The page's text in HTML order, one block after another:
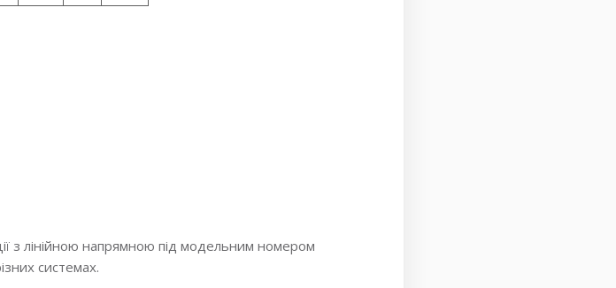
з лінійною напрямною під модельним номером
системах.